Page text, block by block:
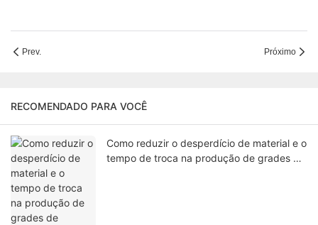
Prev. Próximo
RECOMENDADO PARA VOCÊ
Como reduzir o desperdício de material e o
tempo de troca na produção de grades de